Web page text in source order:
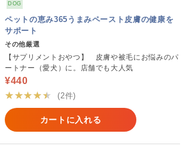
DOG
ペットの恵み365うまみペースト皮膚の健康を
サポート
その他厳選
【サプリメントおやつ】 皮膚や被毛にお悩みのパ
ートナー（愛犬）に。店舗でも大人気
¥440
★★★★★
(2件)
カートに入れる